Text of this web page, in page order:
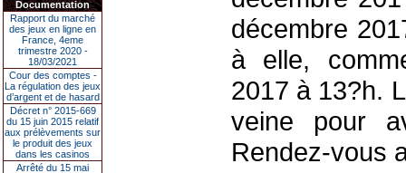
Documentation
Rapport du marché
des jeux en ligne en
France, 4eme
trimestre 2020 -
18/03/2021
Cour des comptes -
La régulation des jeux
d’argent et de hasard
Décret n° 2015-669
du 15 juin 2015 relatif
aux prélèvements sur
le produit des jeux
dans les casinos
Arrêté du 15 mai
décembre
à elle,
2017 à 13?h.
veine pour
Rendez-vous